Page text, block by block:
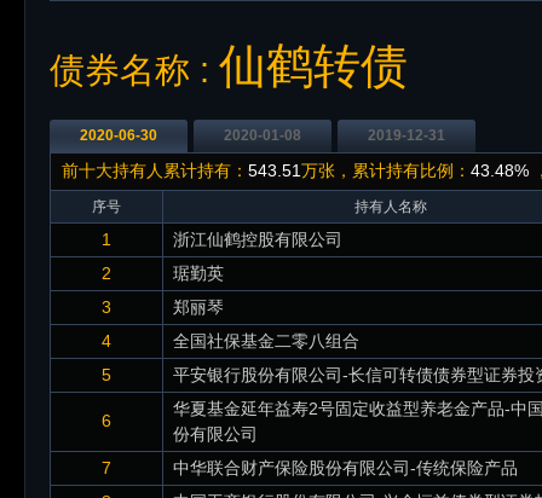
债券名称 : 仙鹤转债
2020-06-30 2020-01-08 2019-12-31
前十大持有人累计持有： 543.51万张，累计持有比例： 43.48%
序号 持有人名称
1
浙江仙鹤控股有限公司
2
琚勤英
3
郑丽琴
4
全国社保基金二零八组合
5
平安银行股份有限公司-长信可转债债券型证券投
6
华夏基金延年益寿2号固定收益型养老金产品-中
份有限公司
7
中华联合财产保险股份有限公司-传统保险产品